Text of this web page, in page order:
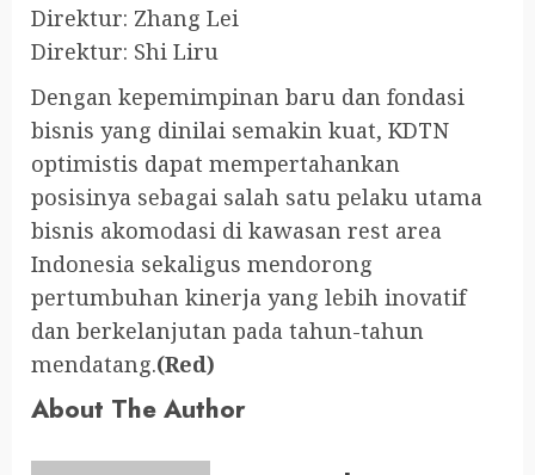
Direktur: Zhang Lei
Direktur: Shi Liru
Dengan kepemimpinan baru dan fondasi
bisnis yang dinilai semakin kuat, KDTN
optimistis dapat mempertahankan
posisinya sebagai salah satu pelaku utama
bisnis akomodasi di kawasan rest area
Indonesia sekaligus mendorong
pertumbuhan kinerja yang lebih inovatif
dan berkelanjutan pada tahun-tahun
mendatang.(Red)
About The Author